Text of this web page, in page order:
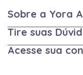
Sobre a Yora
Tire suas
Acesse sua